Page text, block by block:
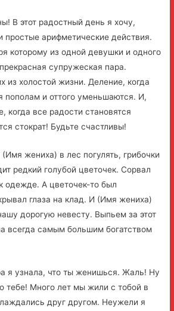
В этот радостный день я хочу,
простые арифметические действия.
которому из одной девушки и одного
супружеская пара.
из холостой жизни. Деление, когда
пополам и оттого уменьшаются. И,
когда все радости становятся
стократ! Будьте счастливы!
жениха) в лес погулять, грибочки
редкий голубой цветочек. Сорвал
одежде. А цветочек-то был
глаза на клад. И (Имя жениха)
дорогую невесту. Выпьем за этот
всегда самым большим богатством
я узнала, что ты женишься. Жаль! Hу
тебе! Много лет мы жили с тобой в
друг другом. Hеужели я